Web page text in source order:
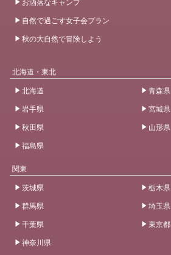
自然で過ごす女子会プラン
秋の大自然で冒険しよう
北海道・東北
北海道
青森県
岩手県
宮城県
秋田県
山形県
福島県
関東
茨城県
栃木県
群馬県
埼玉県
千葉県
東京都
神奈川県